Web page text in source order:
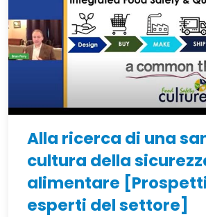
Alla ricerca di una
cultura della
alimentare
esperti del settore]